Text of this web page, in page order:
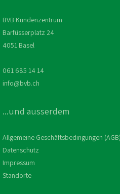
BVB Kundenzentrum
Barfüsserplatz 24
4051 Basel
061 685 14 14
info@bvb.ch
...und ausserdem
Allgemeine Geschäftsbedingungen (AGB)
Datenschutz
Impressum
Standorte